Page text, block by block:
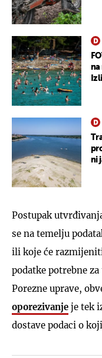
na
ni
Postupak
se na temelju
ili koje će
podatke potrebne
Porezne uprave,
oporezivanje je tek
dostave podaci o